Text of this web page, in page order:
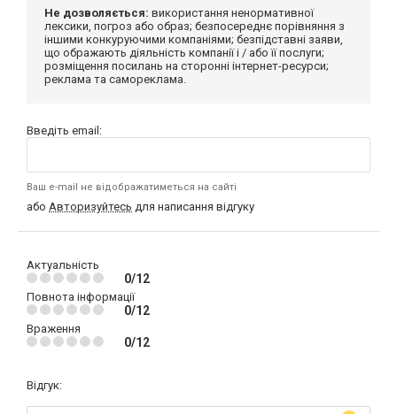
Не дозволяється: використання ненормативної
лексики, погроз або образ; безпосереднє порівняння з
іншими конкуруючими компаніями; безпідставні заяви,
що ображають діяльність компанії і / або її послуги;
розміщення посилань на сторонні інтернет-ресурси;
реклама та самореклама.
Введіть email:
Ваш e-mail не відображатиметься на сайті
або Авторизуйтесь для написання відгуку
Актуальність
0/12
Повнота інформації
0/12
Враження
0/12
Відгук: